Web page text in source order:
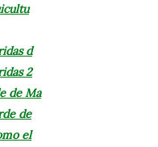
d
2
de Ma
de
el